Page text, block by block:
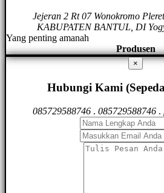
Jejeran 2 Rt 07 Wonokromo
KABUPATEN BANTUL, DI
Yang penting amanah
Produsen
×
Hubungi Kami
085729588746 . 085729588746 .